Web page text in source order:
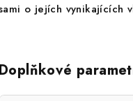
o jejích vynikajících
Doplňkové